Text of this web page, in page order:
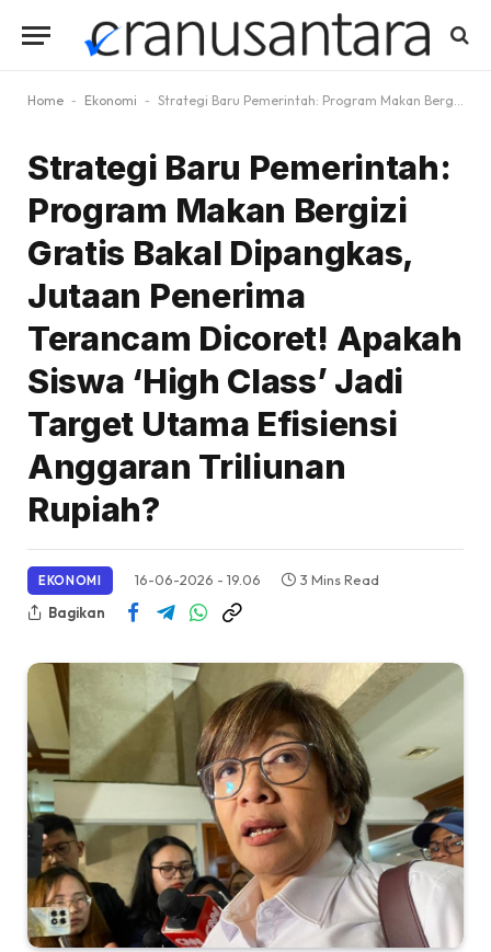
Home - Ekonomi - Strategi Baru Pemerintah: Program Makan Bergizi Gratis Bakal Dipangkas, Jutaan Penerima Terancam Dicoret! Apakah Siswa ‘High Class’ Jadi Target Utama Efisiensi Anggaran Triliunan Rupiah?
Strategi Baru Pemerintah:
Program Makan Bergizi
Gratis Bakal Dipangkas,
Jutaan Penerima
Terancam Dicoret! Apakah
Siswa ‘High Class’ Jadi
Target Utama Efisiensi
Anggaran Triliunan
Rupiah?
EKONOMI 16-06-2026 - 19.06
3 Mins Read
Bagikan